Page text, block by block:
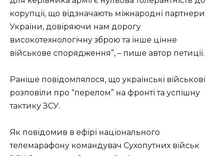
корупції, що відзначають міжнародні партнери
України, довіряючи нам дорогу
високотехнологічну зброю та інше цінне
військове спорядження”, – пише автор петиції.
Раніше повідомлялося, що українські військові
розповіли про “перелом” на фронті та успішну
тактику ЗСУ.
Як повідомив в ефірі національного
телемарафону командувач Сухопутних військ